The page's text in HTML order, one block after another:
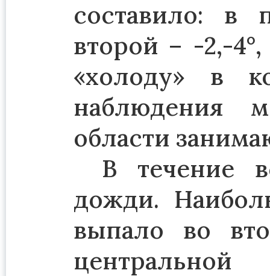
составило: в
второй – -2,-
«холоду» в
наблюдения
области
В течение
дожди.
выпало во